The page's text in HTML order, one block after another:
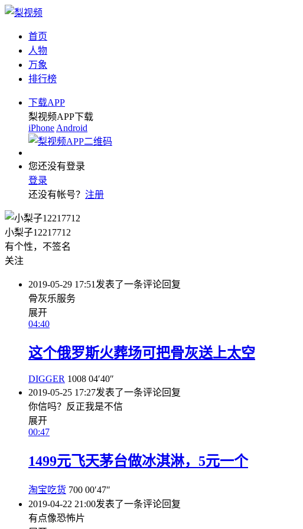
首页
人物
万象
排行榜
下载APP
梨视频APP下载
iPhone Android
您还没有登录
登录
还没有帐号？ 注册
小梨子12217712
有个性，不签名
关注
2019-05-29 17:51 发表了一条评论回复
骨灰乐服务
展开
04:40
这个俄罗斯火葬场可把骨灰送上太空
DIGGER 1008 04′40″
2019-05-25 17:27发表了一条评论回复
你信吗？反正我是不信
展开
00:47
1499元飞天茅台做冰淇淋，5元一个
淘宝吃货 700 00′47″
2019-04-22 21:00发表了一条评论回复
有点像恐怖片